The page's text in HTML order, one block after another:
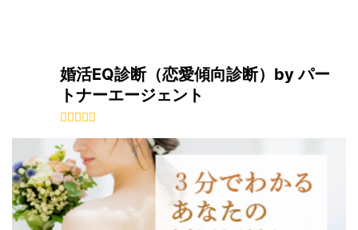
婚活EQ診断（恋愛傾向診断）by パー
トナーエージェント